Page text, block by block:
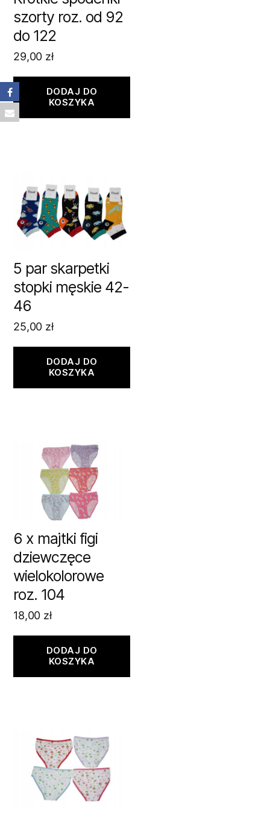
szorty roz. od 92
do 122
29,00 zł
DODAJ DO
KOSZYKA
5 par skarpetki
stopki męskie 42-
46
25,00 zł
DODAJ DO
KOSZYKA
6 x majtki figi
dziewczęce
wielokolorowe
roz. 104
18,00 zł
DODAJ DO
KOSZYKA